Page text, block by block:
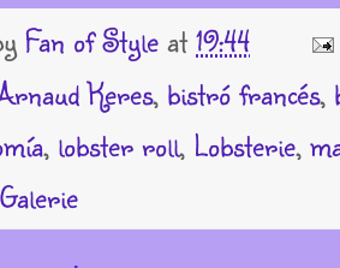
Fan of Style at 19:44
Keres, bistró francés,
, lobster roll, Lobsterie,